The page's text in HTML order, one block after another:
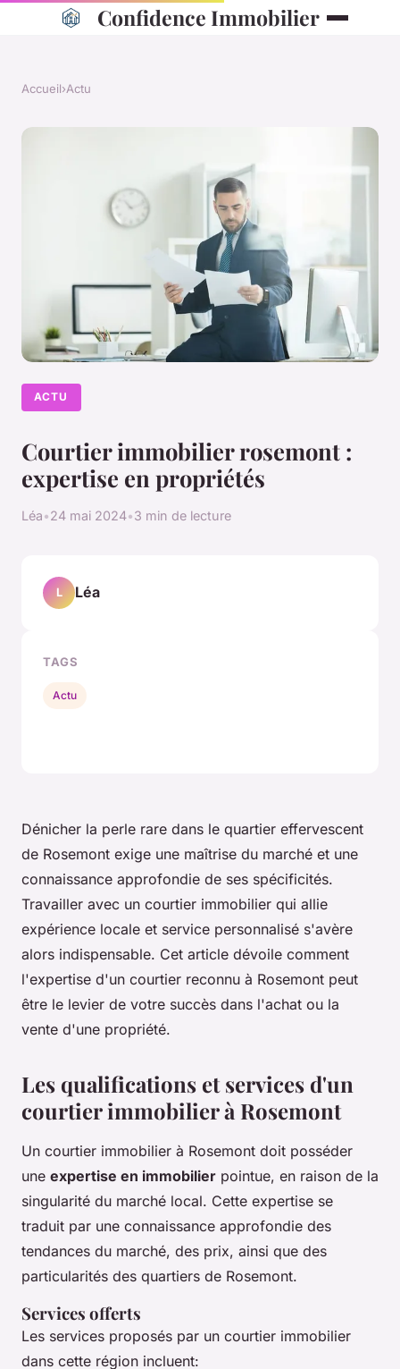
Confidence Immobilier
Accueil›Actu
ACTU
Courtier immobilier rosemont :
expertise en propriétés
Léa•24 mai 2024•3 min de lecture
Dénicher la perle rare dans le quartier effervescent
de Rosemont exige une maîtrise du marché et une
connaissance approfondie de ses spécificités.
Travailler avec un courtier immobilier qui allie
expérience locale et service personnalisé s'avère
alors indispensable. Cet article dévoile comment
l'expertise d'un courtier reconnu à Rosemont peut
être le levier de votre succès dans l'achat ou la
vente d'une propriété.
Les qualifications et services d'un
courtier immobilier à Rosemont
Un courtier immobilier à Rosemont doit posséder
une expertise en immobilier pointue, en raison de la
singularité du marché local. Cette expertise se
traduit par une connaissance approfondie des
tendances du marché, des prix, ainsi que des
particularités des quartiers de Rosemont.
Services offerts
Les services proposés par un courtier immobilier
dans cette région incluent:
L Léa
TAGS
Actu